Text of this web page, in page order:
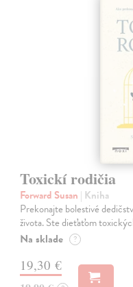
Toxickí rodičia
Forward Susan | Kniha
Prekonajte bolestivé
života. Ste dieťaťom
Na sklade ?
19,30 €